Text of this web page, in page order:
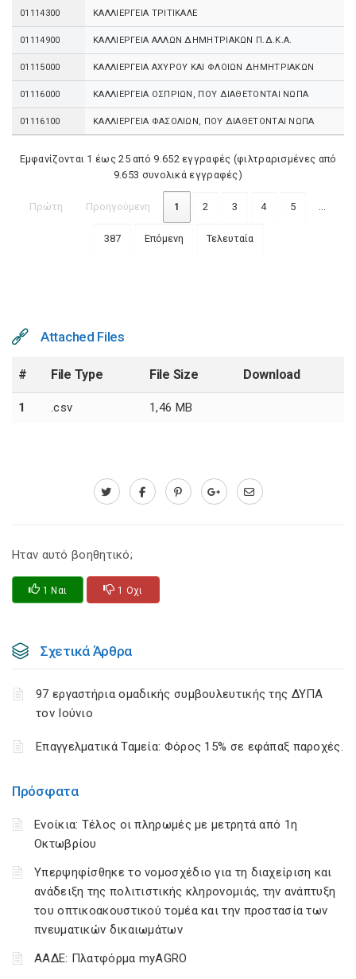
Πρόσφατα
Ενοίκια: Τέλος οι πληρωμές με μετρητά από 1η
Οκτωβρίου
Υπερψηφίσθηκε το νομοσχέδιο για τη διαχείριση και
ανάδειξη της πολιτιστικής κληρονομιάς, την ανάπτυξη
του οπτικοακουστικού τομέα και την προστασία των
πνευματικών δικαιωμάτων
ΑΑΔΕ: Πλατφόρμα myAGRO
01114300 ΚΑΛΛΙΕΡΓΕΙΑ ΤΡΙΤΙΚΑΛΕ
01114900 ΚΑΛΛΙΕΡΓΕΙΑ ΑΛΛΩΝ ΔΗΜΗΤΡΙΑΚΩΝ Π.Δ.Κ.Α.
01115000 ΚΑΛΛΙΕΡΓΕΙΑ ΑΧΥΡΟΥ ΚΑΙ ΦΛΟΙΩΝ ΔΗΜΗΤΡΙΑΚΩΝ
01116000 ΚΑΛΛΙΕΡΓΕΙΑ ΟΣΠΡΙΩΝ, ΠΟΥ ΔΙΑΘΕΤΟΝΤΑΙ ΝΩΠΑ
01116100 ΚΑΛΛΙΕΡΓΕΙΑ ΦΑΣΟΛΙΩΝ, ΠΟΥ ΔΙΑΘΕΤΟΝΤΑΙ ΝΩΠΑ
Εμφανίζονται 1 έως 25 από 9.652 εγγραφές (φιλτραρισμένες από
9.653 συνολικά εγγραφές)
Πρώτη Προηγούμενη 1 2 3 4 5 …
387 Επόμενη Τελευταία
Attached Files
# File Type File Size Download
1 .csv 1,46 MB
Ηταν αυτό βοηθητικό;
1 Ναι 1 Οχι
Σχετικά Άρθρα
97 εργαστήρια ομαδικής συμβουλευτικής της ΔΥΠΑ
τον Ιούνιο
Επαγγελματικά Ταμεία: Φόρος 15% σε εφάπαξ παροχές.